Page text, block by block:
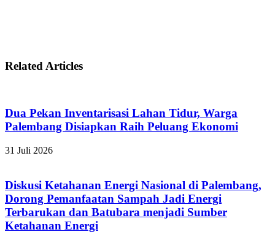
Related Articles
Dua Pekan Inventarisasi Lahan Tidur, Warga
Palembang Disiapkan Raih Peluang Ekonomi
31 Juli 2026
Diskusi Ketahanan Energi Nasional di Palembang,
Dorong Pemanfaatan Sampah Jadi Energi
Terbarukan dan Batubara menjadi Sumber
Ketahanan Energi